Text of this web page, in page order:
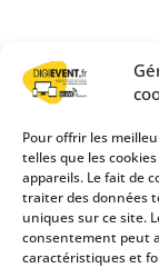
Pour offrir les
telles que les
appareils. Le fait de
traiter des données
uniques sur ce site.
consentement peut
caractéristiques et
©2020-2026